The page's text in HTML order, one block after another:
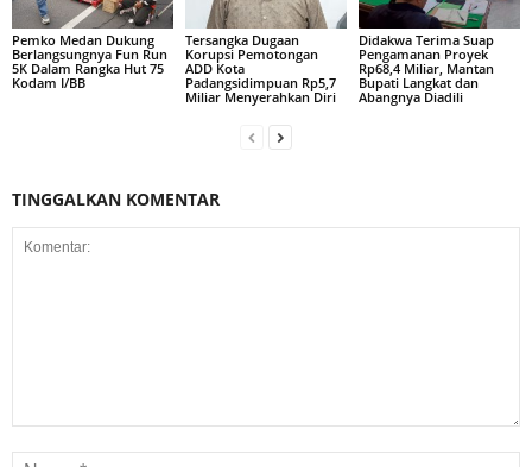
Pemko Medan Dukung
Berlangsungnya Fun Run
5K Dalam Rangka Hut 75
Kodam I/BB
Tersangka Dugaan
Korupsi Pemotongan
ADD Kota
Padangsidimpuan Rp5,7
Miliar Menyerahkan Diri
Didakwa Terima Suap
Pengamanan Proyek
Rp68,4 Miliar, Mantan
Bupati Langkat dan
Abangnya Diadili
TINGGALKAN KOMENTAR